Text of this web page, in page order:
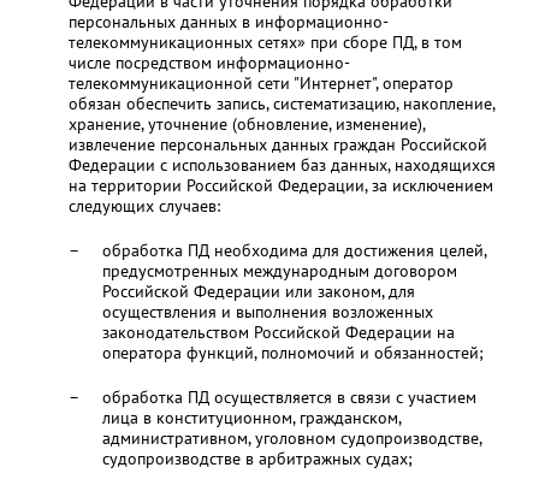
персональных данных в информационно-
телекоммуникационных сетях» при сборе ПД, в том
числе посредством информационно-
телекоммуникационной сети "Интернет", оператор
обязан обеспечить запись, систематизацию, накопление,
хранение, уточнение (обновление, изменение),
извлечение персональных данных граждан Российской
Федерации с использованием баз данных, находящихся
на территории Российской Федерации, за исключением
следующих случаев:
обработка ПД необходима для достижения целей,
предусмотренных международным договором
Российской Федерации или законом, для
осуществления и выполнения возложенных
законодательством Российской Федерации на
оператора функций, полномочий и обязанностей;
обработка ПД осуществляется в связи с участием
лица в конституционном, гражданском,
административном, уголовном судопроизводстве,
судопроизводстве в арбитражных судах;